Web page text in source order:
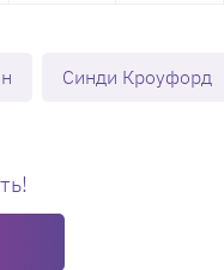
Синди Кроуфорд